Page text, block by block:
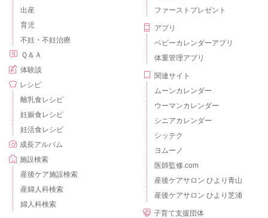
出産
育児
不妊・不妊治療
Ｑ＆Ａ
体験談
レシピ
離乳食レシピ
妊娠食レシピ
妊活食レシピ
成長アルバム
施設検索
産後ケア施設検索
産婦人科検索
婦人科検索
ファーストプレゼント
アプリ
ベビーカレンダーアプリ
体重管理アプリ
関連サイト
ムーンカレンダー
ウーマンカレンダー
シニアカレンダー
シッテク
ヨムーノ
医師監修.com
産後ケアサロン ひより青山
産後ケアサロン ひより芝浦
子育て支援団体